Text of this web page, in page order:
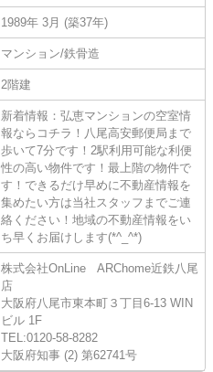
1989年 3月 (築37年)
マンション/鉄骨造
2階建
新着情報：弘恵マンションの空室情
報ならコチラ！八尾高安郵便局まで
歩いて7分です！2駅利用可能な利便
性の高い物件です！最上階の物件で
す！できるだけ早めに不動産情報を
集めたい方は当社スタッフまでご連
絡ください！地域の不動産情報をい
ち早くお届けします(*^_^*)
株式会社OnLine ARChome近鉄八尾
店
大阪府八尾市東本町３丁目6-13 WIN
ビル 1F
TEL:0120-58-8282
大阪府知事 (2) 第62741号